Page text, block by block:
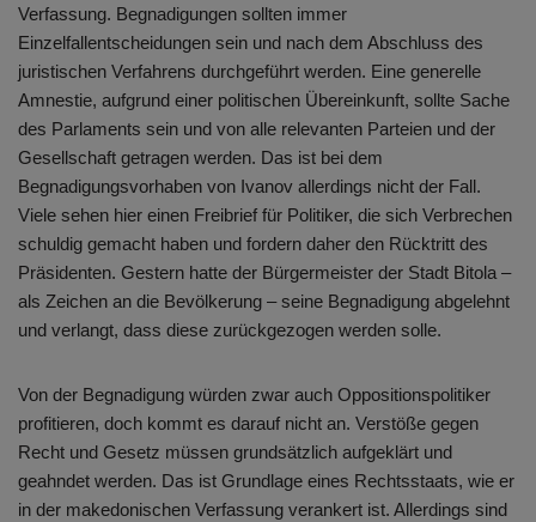
Verfassung. Begnadigungen sollten immer
Einzelfallentscheidungen sein und nach dem Abschluss des
juristischen Verfahrens durchgeführt werden. Eine generelle
Amnestie, aufgrund einer politischen Übereinkunft, sollte Sache
des Parlaments sein und von alle relevanten Parteien und der
Gesellschaft getragen werden. Das ist bei dem
Begnadigungsvorhaben von Ivanov allerdings nicht der Fall.
Viele sehen hier einen Freibrief für Politiker, die sich Verbrechen
schuldig gemacht haben und fordern daher den Rücktritt des
Präsidenten. Gestern hatte der Bürgermeister der Stadt Bitola –
als Zeichen an die Bevölkerung – seine Begnadigung abgelehnt
und verlangt, dass diese zurückgezogen werden solle.
Von der Begnadigung würden zwar auch Oppositionspolitiker
profitieren, doch kommt es darauf nicht an. Verstöße gegen
Recht und Gesetz müssen grundsätzlich aufgeklärt und
geahndet werden. Das ist Grundlage eines Rechtsstaats, wie er
in der makedonischen Verfassung verankert ist. Allerdings sind